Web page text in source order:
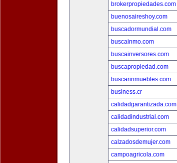
brokerpropiedades.com
buenosaireshoy.com
buscadormundial.com
buscainmo.com
buscainversores.com
buscapropiedad.com
buscarinmuebles.com
business.cr
calidadgarantizada.com
calidadindustrial.com
calidadsuperior.com
calzadosdemujer.com
campoagricola.com